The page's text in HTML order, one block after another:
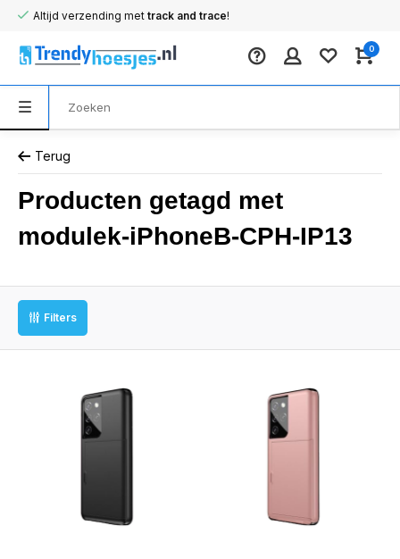
Altijd verzending met track and trace!
0
Terug
Producten getagd met
modulek-iPhoneB-CPH-IP13
Filters